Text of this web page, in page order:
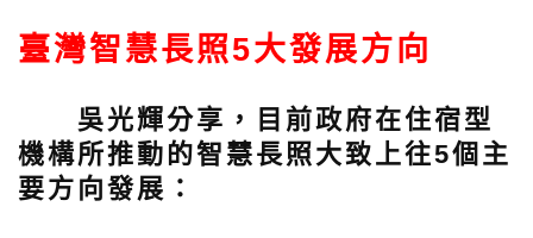
臺灣智慧長照5大發展方向
吳光輝分享，目前政府在住宿型
機構所推動的智慧長照大致上往5個主
要方向發展：